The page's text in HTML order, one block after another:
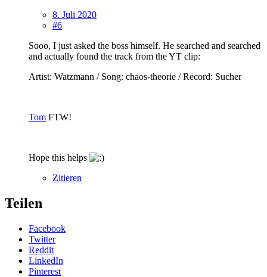
8. Juli 2020
#6
Sooo, I just asked the boss himself. He searched and searched
and actually found the track from the YT clip:
Artist: Watzmann / Song: chaos-theorie / Record: Sucher
Tom FTW!
Hope this helps
Zitieren
Teilen
Facebook
Twitter
Reddit
LinkedIn
Pinterest